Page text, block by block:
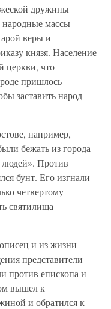
дружины
народные массы
веры и
князя. Население
церкви, что
пришлось
заставить народ
например,
бежать из города
людей». Против
бунт. Его изгнали
четвертому
святилища
и из жизни
представители
против епископа и
вышел к
и обратился к